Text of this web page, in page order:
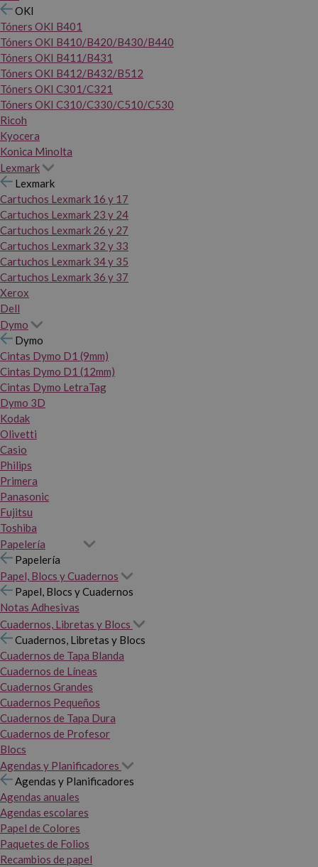
OKI
Tóners OKI B401
Tóners OKI B410/B420/B430/B440
Tóners OKI B411/B431
Tóners OKI B412/B432/B512
Tóners OKI C301/C321
Tóners OKI C310/C330/C510/C530
Ricoh
Kyocera
Konica Minolta
Lexmark
Lexmark
Cartuchos Lexmark 16 y 17
Cartuchos Lexmark 23 y 24
Cartuchos Lexmark 26 y 27
Cartuchos Lexmark 32 y 33
Cartuchos Lexmark 34 y 35
Cartuchos Lexmark 36 y 37
Xerox
Dell
Dymo
Dymo
Cintas Dymo D1 (9mm)
Cintas Dymo D1 (12mm)
Cintas Dymo LetraTag
Dymo 3D
Kodak
Olivetti
Casio
Philips
Primera
Panasonic
Fujitsu
Toshiba
Papelería
Papelería
Papel, Blocs y Cuadernos
Papel, Blocs y Cuadernos
Notas Adhesivas
Cuadernos, Libretas y Blocs
Cuadernos, Libretas y Blocs
Cuadernos de Tapa Blanda
Cuadernos de Líneas
Cuadernos Grandes
Cuadernos Pequeños
Cuadernos de Tapa Dura
Cuadernos de Profesor
Blocs
Agendas y Planificadores
Agendas y Planificadores
Agendas anuales
Agendas escolares
Papel de Colores
Paquetes de Folios
Recambios de papel